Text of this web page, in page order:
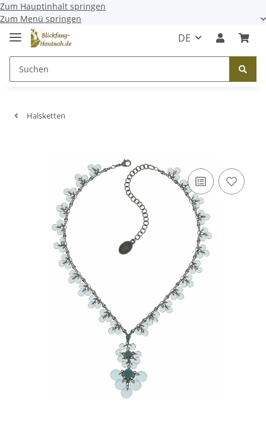
Zum Hauptinhalt springen
Zum Menü springen
DE
Halsketten